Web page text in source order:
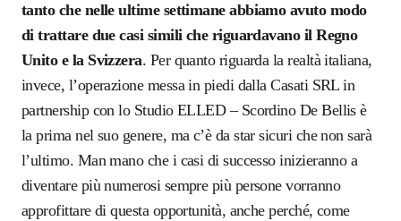
tanto che nelle ultime settimane abbiamo avuto modo
di trattare due casi simili che riguardavano il Regno
Unito e la Svizzera. Per quanto riguarda la realtà italiana,
invece, l’operazione messa in piedi dalla Casati SRL in
partnership con lo Studio ELLED – Scordino De Bellisè
la prima nel suo genere, ma c’è da star sicuri che non sarà
l’ultimo. Man mano che i casi di successo inizieranno a
diventare più numerosi sempre più persone vorranno
approfittare di questa opportunità, anche perché, come